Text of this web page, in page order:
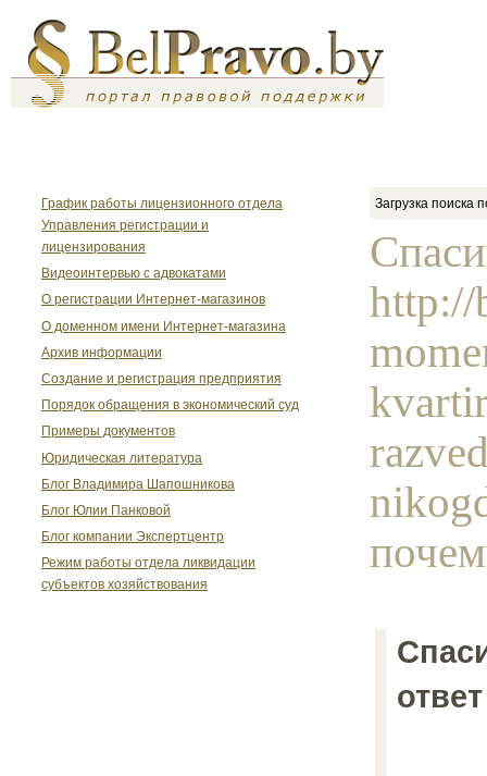
График работы лицензионного отдела
Управления регистрации и
лицензирования
Видеоинтервью с адвокатами
О регистрации Интернет-магазинов
О доменном имени Интернет-магазина
Архив информации
Создание и регистрация предприятия
Порядок обращения в экономический суд
Примеры документов
Юридическая литература
Блог Владимира Шапошникова
Блог Юлии Панковой
Блог компании Экспертцентр
Режим работы отдела ликвидации
субъектов хозяйствования
Загрузка поиска
http://
ответ